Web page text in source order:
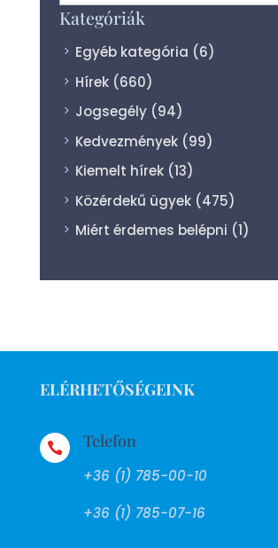
Kategóriák
Egyéb kategória (6)
Hírek (660)
Jogsegély (94)
Kedvezmények (99)
Kiemelt hírek (13)
Közérdekű ügyek (475)
Miért érdemes belépni (1)
ELÉRHETŐSÉGEINK
 Telefon
+36 (1) 785-00-10
+36 (1) 785-07-16